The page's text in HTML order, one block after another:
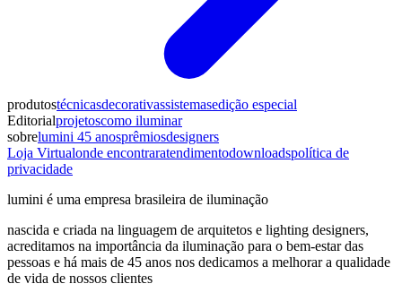
produtostécnicasdecorativassistemasedição especial
Editorialprojetoscomo iluminar
sobrelumini 45 anosprêmiosdesigners
Loja Virtualonde encontraratendimentodownloadspolítica de
privacidade
lumini é uma empresa brasileira de iluminação
nascida e criada na linguagem de arquitetos e lighting designers,
acreditamos na importância da iluminação para o bem-estar das
pessoas e há mais de 45 anos nos dedicamos a melhorar a qualidade
de vida de nossos clientes